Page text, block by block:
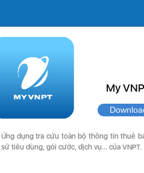
My
Ứng dụng tra cứu toàn bộ thông tin thuê
sử tiêu dùng, gói cước, dịch vụ… của VNPT.